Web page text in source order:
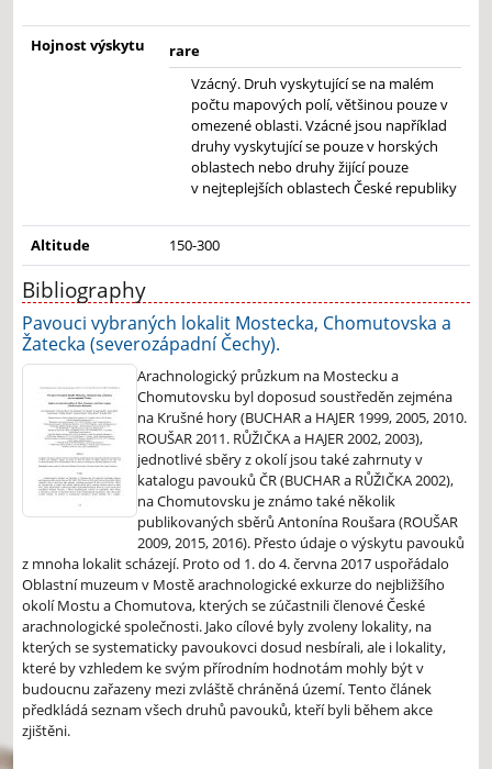
Hojnost výskytu
rare
Vzácný. Druh vyskytující se na malém
počtu mapových polí, většinou pouze v
omezené oblasti. Vzácné jsou například
druhy vyskytující se pouze v horských
oblastech nebo druhy žijící pouze
v nejteplejších oblastech České republiky
Altitude 150-300
Bibliography
Pavouci vybraných lokalit Mostecka, Chomutovska a
Žatecka (severozápadní Čechy).
Arachnologický průzkum na Mostecku a
Chomutovsku byl doposud soustředěn zejména
na Krušné hory (BUCHAR a HAJER 1999, 2005, 2010.
ROUŠAR 2011. RŮŽIČKA a HAJER 2002, 2003),
jednotlivé sběry z okolí jsou také zahrnuty v
katalogu pavouků ČR (BUCHAR a RŮŽIČKA 2002),
na Chomutovsku je známo také několik
publikovaných sběrů Antonína Roušara (ROUŠAR
2009, 2015, 2016). Přesto údaje o výskytu pavouků
z mnoha lokalit scházejí. Proto od 1. do 4. června 2017 uspořádalo
Oblastní muzeum v Mostě arachnologické exkurze do nejbližšího
okolí Mostu a Chomutova, kterých se zúčastnili členové České
arachnologické společnosti. Jako cílové byly zvoleny lokality, na
kterých se systematicky pavoukovci dosud nesbírali, ale i lokality,
které by vzhledem ke svým přírodním hodnotám mohly být v
budoucnu zařazeny mezi zvláště chráněná území. Tento článek
předkládá seznam všech druhů pavouků, kteří byli během akce
zjištěni.